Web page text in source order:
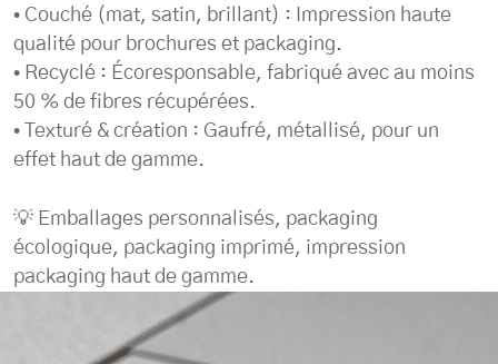
• Couché (mat, satin, brillant) : Impression haute
qualité pour brochures et packaging.
• Recyclé : Écoresponsable, fabriqué avec au moins
50 % de fibres récupérées.
• Texturé & création : Gaufré, métallisé, pour un
effet haut de gamme.
💡 Emballages personnalisés, packaging
écologique, packaging imprimé, impression
packaging haut de gamme.